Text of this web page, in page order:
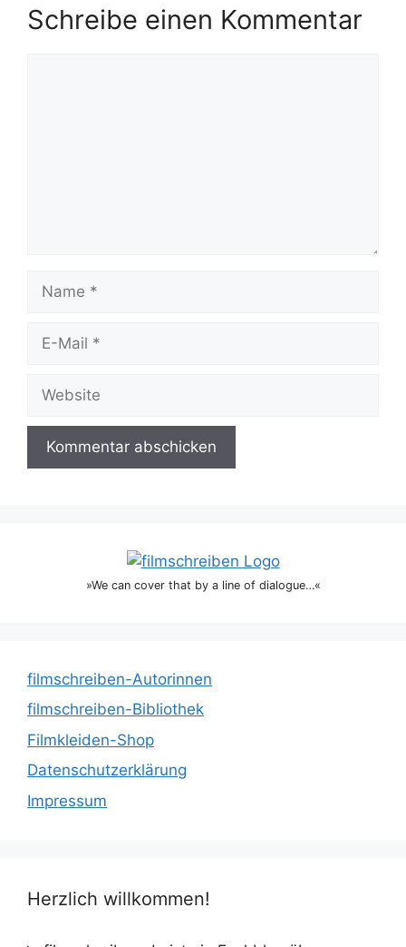
Schreibe einen Kommentar
Mail
»We can cover that by a line of dialogue…«
filmschreiben-Autorinnen
filmschreiben-Bibliothek
Filmkleiden-Shop
Datenschutzerklärung
Impressum
Herzlich willkommen!